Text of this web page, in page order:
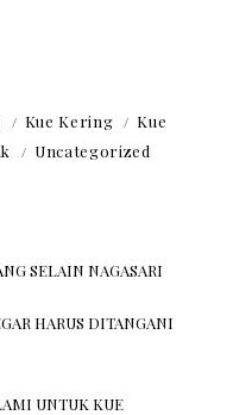
Kue Kering
Kue
Uncategorized
SELAIN NAGASARI
HARUS DITANGANI
UNTUK KUE